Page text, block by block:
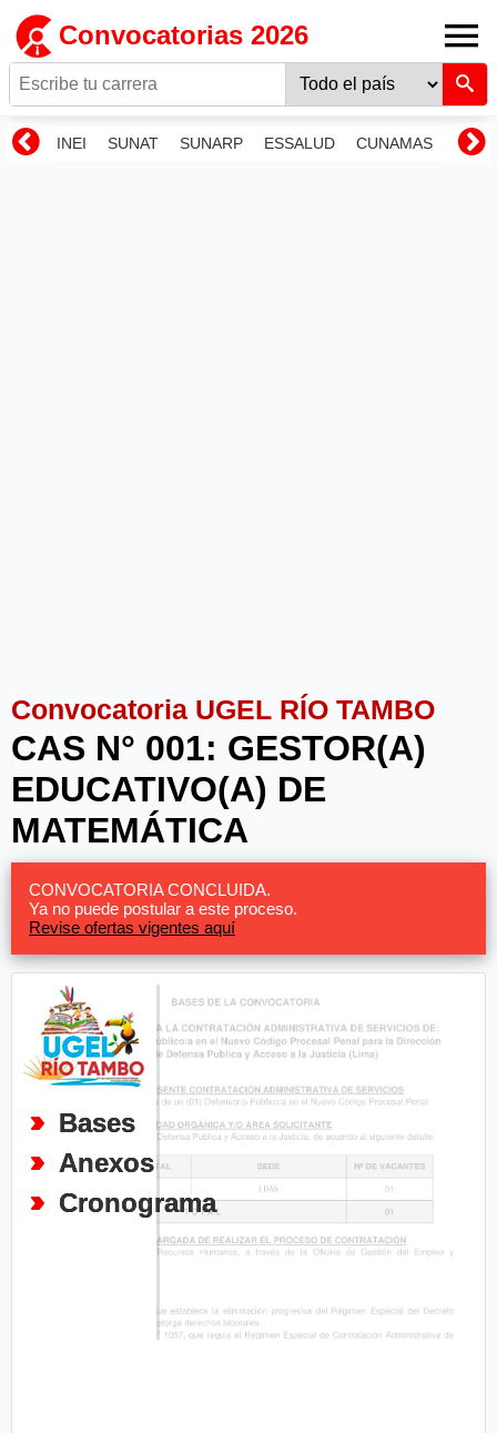
Convocatorias 2026
INEI SUNAT SUNARP ESSALUD CUNAMAS
Convocatoria UGEL RÍO TAMBO
CAS N° 001: GESTOR(A)
EDUCATIVO(A) DE
MATEMÁTICA
CONVOCATORIA CONCLUIDA.
Ya no puede postular a este proceso.
Revise ofertas vigentes aquí
Bases
Anexos
Cronograma